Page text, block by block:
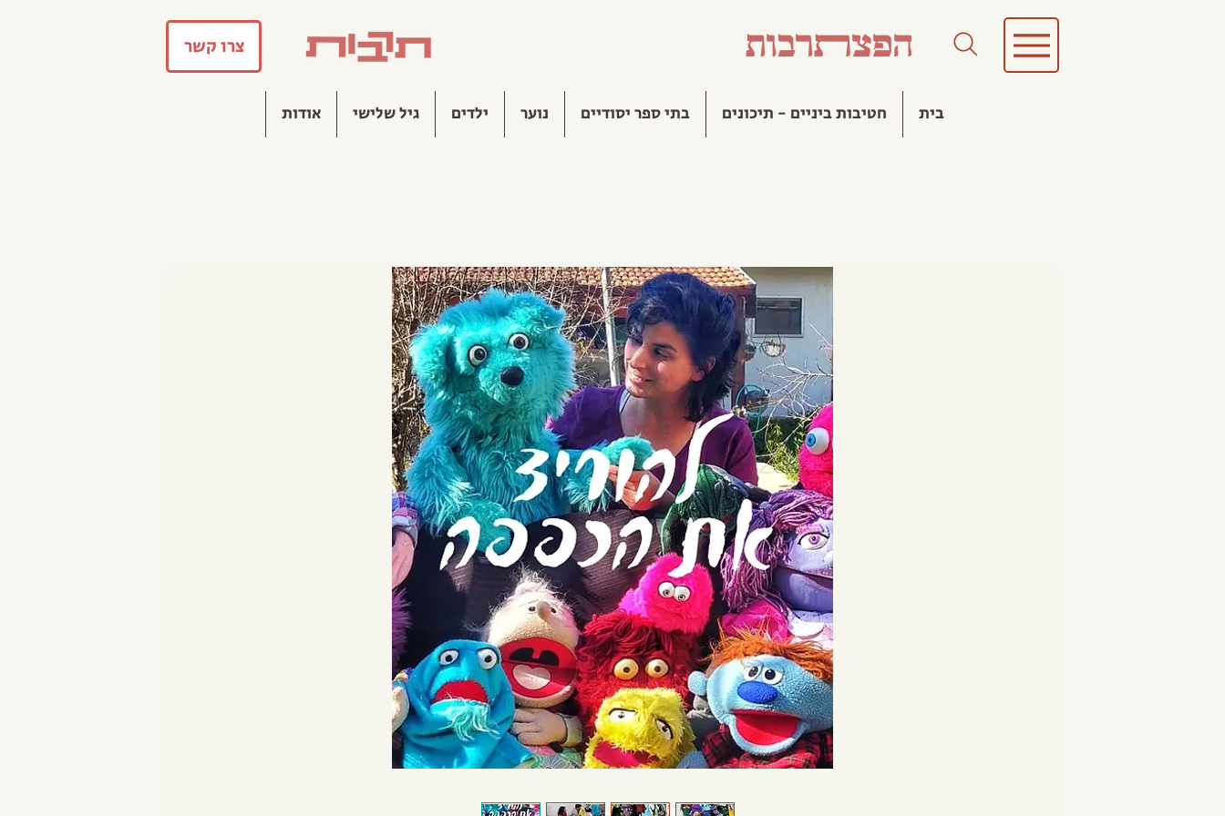
צרו קשר
בית חטיבות ביניים - תיכונים בתי ספר יסודיים נוער ילדים גיל שלישי אודות